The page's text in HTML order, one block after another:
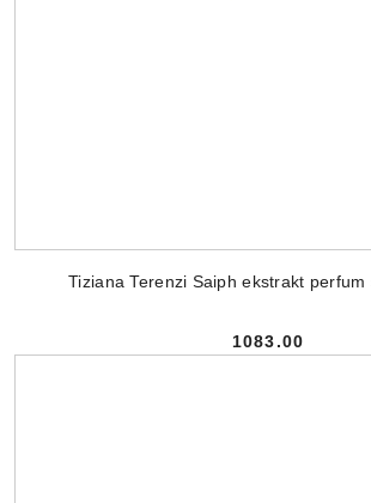
Tiziana Terenzi Saiph ekstrakt
Cena:
1083.00